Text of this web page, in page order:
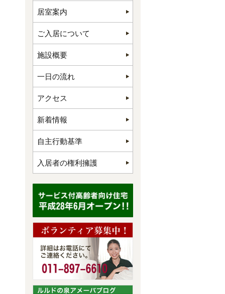
居室案内
ご入居について
施設概要
一日の流れ
アクセス
新着情報
自主行動基準
入居者の権利擁護